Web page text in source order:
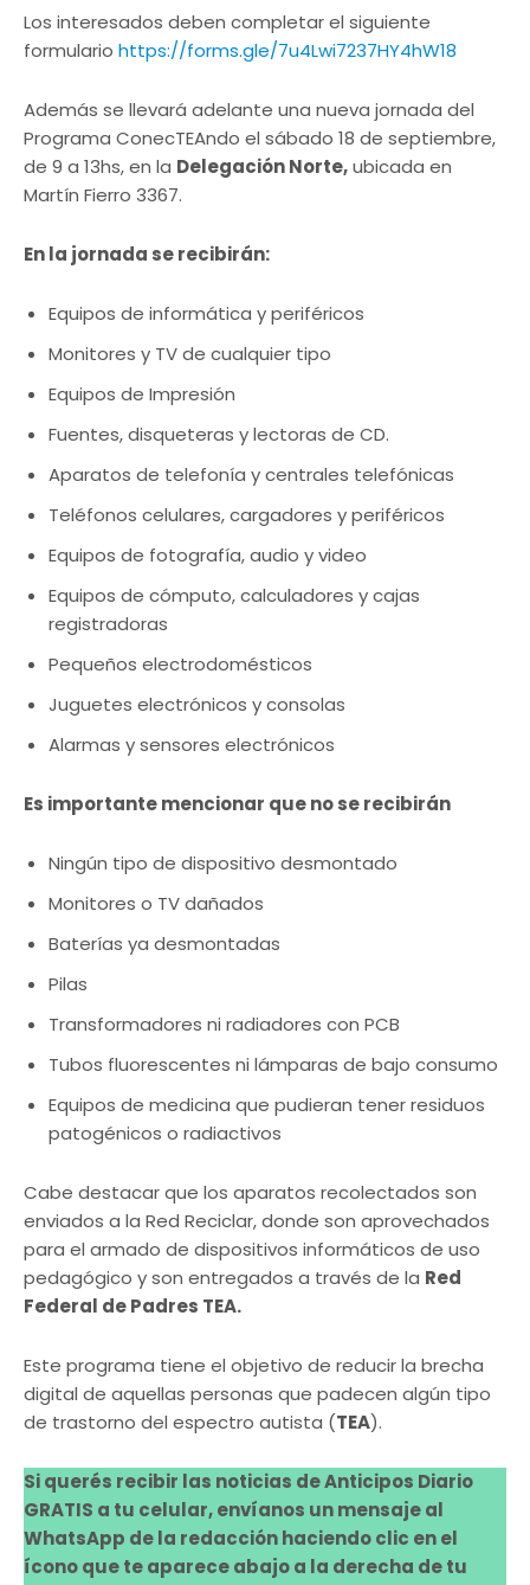
Los interesados deben completar el siguiente
formulario https://forms.gle/7u4Lwi7237HY4hW18
Además se llevará adelante una nueva jornada del
Programa ConecTEAndo el sábado 18 de septiembre,
de 9 a 13hs, en la Delegación Norte,ubicada en
Martín Fierro 3367.
En la jornada se recibirán:
Equipos de informática y periféricos
Monitores y TV de cualquier tipo
Equipos de Impresión
Fuentes, disqueteras y lectoras de CD.
Aparatos de telefonía y centrales telefónicas
Teléfonos celulares, cargadores y periféricos
Equipos de fotografía, audio y video
Equipos de cómputo, calculadores y cajas
registradoras
Pequeños electrodomésticos
Juguetes electrónicos y consolas
Alarmas y sensores electrónicos
Es importante mencionar que no se recibirán
Ningún tipo de dispositivo desmontado
Monitores o TV dañados
Baterías ya desmontadas
Pilas
Transformadores ni radiadores con PCB
Tubos fluorescentes ni lámparas de bajo consumo
Equipos de medicina que pudieran tener residuos
patogénicos o radiactivos
Cabe destacar que los aparatos recolectados son
enviados a la Red Reciclar, donde son aprovechados
para el armado de dispositivos informáticos de uso
pedagógico y son entregados a través de la Red
Federal de Padres TEA.
Este programa tiene el objetivo de reducir la brecha
digital de aquellas personas que padecen algún tipo
de trastorno del espectro autista (TEA).
Si querés recibir las noticias de Anticipos Diario
GRATIS a tu celular, envíanos un mensaje al
WhatsApp de la redacción haciendo clic en el
ícono que te aparece abajo a la derecha de tu